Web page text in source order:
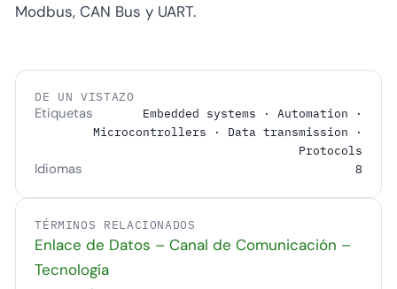
Modbus, CAN Bus y UART.
DE UN VISTAZO
Etiquetas
Embedded systems · Automation ·
Microcontrollers · Data transmission ·
Protocols
Idiomas 8
TÉRMINOS RELACIONADOS
Enlace de Datos – Canal de Comunicación –
Tecnología